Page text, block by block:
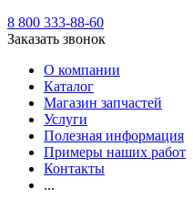
8 800 333-88-60
Заказать звонок
О компании
Каталог
Магазин запчастей
Услуги
Полезная информация
Примеры наших работ
Контакты
...